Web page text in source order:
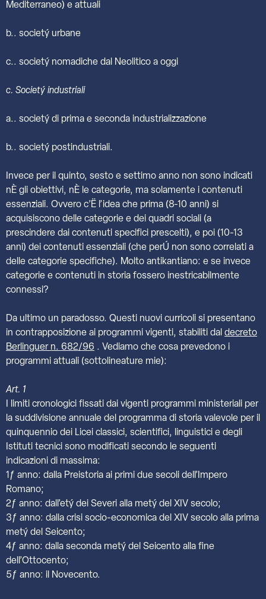
Mediterraneo) e attuali
b.. societý urbane
c.. societý nomadiche dal Neolitico a oggi
c. Societý industriali
a.. societý di prima e seconda industrializzazione
b.. societý postindustriali.
Invece per il quinto, sesto e settimo anno non sono indicati
nÈ gli obiettivi, nÈ le categorie, ma solamente i contenuti
essenziali. Ovvero c’Ë l’idea che prima (8-10 anni) si
acquisiscono delle categorie e dei quadri sociali (a
prescindere dai contenuti specifici prescelti), e poi (10-13
anni) dei contenuti essenziali (che perÚ non sono correlati a
delle categorie specifiche). Molto antikantiano: e se invece
categorie e contenuti in storia fossero inestricabilmente
connessi?
Da ultimo un paradosso. Questi nuovi curricoli si presentano
in contrapposizione ai programmi vigenti, stabiliti dal decreto
Berlinguer n. 682/96 . Vediamo che cosa prevedono i
programmi attuali (sottolineature mie):
Art. 1
I limiti cronologici fissati dai vigenti programmi ministeriali per
la suddivisione annuale del programma di storia valevole per il
quinquennio dei Licei classici, scientifici, linguistici e degli
Istituti tecnici sono modificati secondo le seguenti
indicazioni di massima:
1ƒ anno: dalla Preistoria ai primi due secoli dell’Impero
Romano;
2ƒ anno: dall’etý dei Severi alla metý del XIV secolo;
3ƒ anno: dalla crisi socio-economica del XIV secolo alla prima
metý del Seicento;
4ƒ anno: dalla seconda metý del Seicento alla fine
dell’Ottocento;
5ƒ anno: il Novecento.